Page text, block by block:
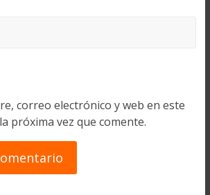
correo electrónico y web en este
próxima vez que comente.